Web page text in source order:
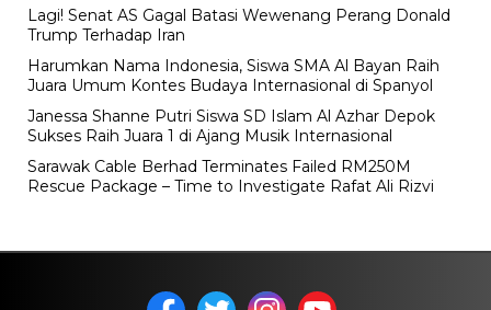
Lagi! Senat AS Gagal Batasi Wewenang Perang Donald
Trump Terhadap Iran
Harumkan Nama Indonesia, Siswa SMA Al Bayan Raih
Juara Umum Kontes Budaya Internasional di Spanyol
Janessa Shanne Putri Siswa SD Islam Al Azhar Depok
Sukses Raih Juara 1 di Ajang Musik Internasional
Sarawak Cable Berhad Terminates Failed RM250M
Rescue Package – Time to Investigate Rafat Ali Rizvi